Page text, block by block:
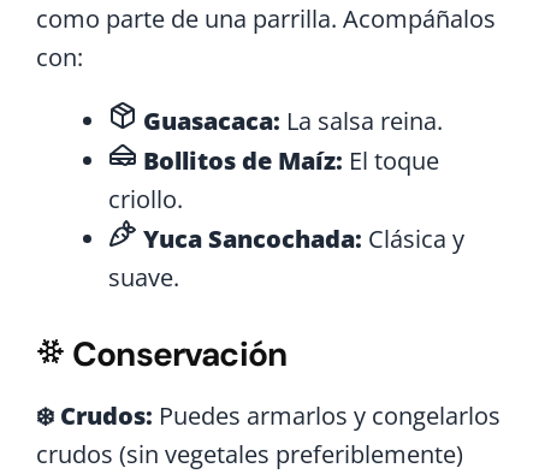
como parte de una parrilla. Acompáñalos
con:
Guasacaca: La salsa reina.
Bollitos de Maíz: El toque
criollo.
Yuca Sancochada: Clásica y
suave.
Conservación
❄️ Crudos: Puedes armarlos y congelarlos
crudos (sin vegetales preferiblemente)